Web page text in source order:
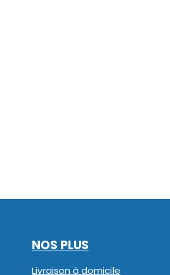
NOS PLUS
Livraison à domicile